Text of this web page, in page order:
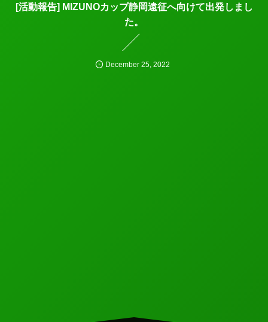
[活動報告] MIZUNOカップ静岡遠征へ向けて出発しまし
た。
December 25,2022